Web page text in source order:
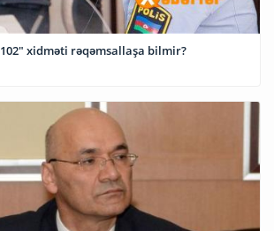
xidməti rəqəmsallaşa bilmir?